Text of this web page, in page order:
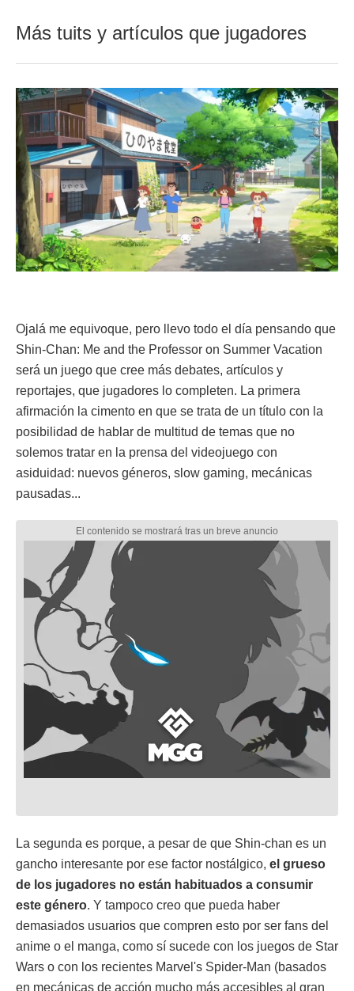
Más tuits y artículos que jugadores
Ojalá me equivoque, pero llevo todo el día pensando que
Shin-Chan: Me and the Professor on Summer Vacation
será un juego que cree más debates, artículos y
reportajes, que jugadores lo completen. La primera
afirmación la cimento en que se trata de un título con la
posibilidad de hablar de multitud de temas que no
solemos tratar en la prensa del videojuego con
asiduidad: nuevos géneros, slow gaming, mecánicas
pausadas...
La segunda es porque, a pesar de que Shin-chan es un
gancho interesante por ese factor nostálgico, el grueso
de los jugadores no están habituados a consumir
este género. Y tampoco creo que pueda haber
demasiados usuarios que compren esto por ser fans del
anime o el manga, como sí sucede con los juegos de Star
Wars o con los recientes Marvel's Spider-Man (basados
en mecánicas de acción mucho más accesibles al gran